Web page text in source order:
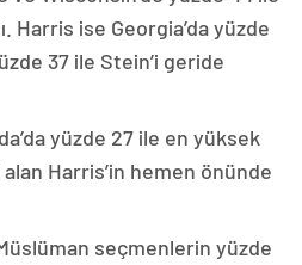
Harris ise Georgia’da yüzde
37 ile Stein’i geride
yüzde 27 ile en yüksek
Harris’in hemen önünde
seçmenlerin yüzde